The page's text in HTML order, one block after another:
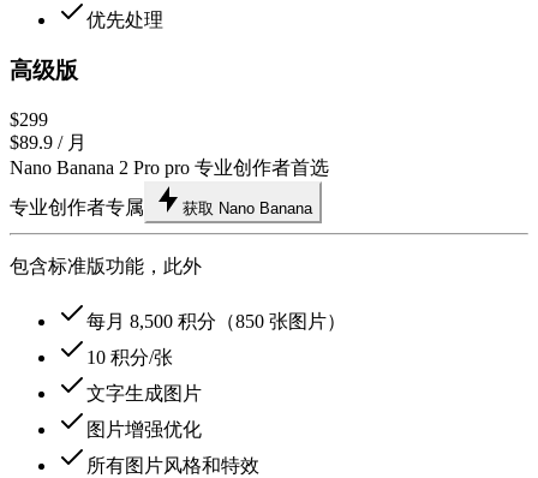
优先处理
高级版
$299
$89.9 / 月
Nano Banana 2 Pro pro 专业创作者首选
专业创作者专属
获取 Nano Banana
包含标准版功能，此外
每月 8,500 积分（850 张图片）
10 积分/张
文字生成图片
图片增强优化
所有图片风格和特效